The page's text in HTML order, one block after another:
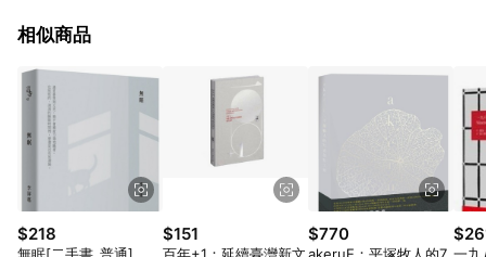
饋%」，將於訂單成立後由「LINE購物通知」之官方帳號訊息通
依LINE購物網站訂單成立通知為準。​​ (5)LINE購物設有「單一商
品最高回饋點數」機制 (部分時段開放「回饋無上限」)，以同一
訂單中同一商品不論件數計算，請依訂單成立當下LINE購物的回
饋機制為準。
相似商品
$218 $151 $770